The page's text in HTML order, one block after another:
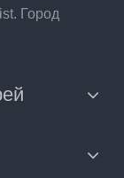
Город